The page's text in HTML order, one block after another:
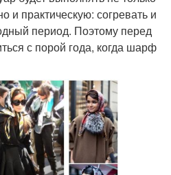
и практическую: согревать и
период. Поэтому перед
с порой года, когда шарф